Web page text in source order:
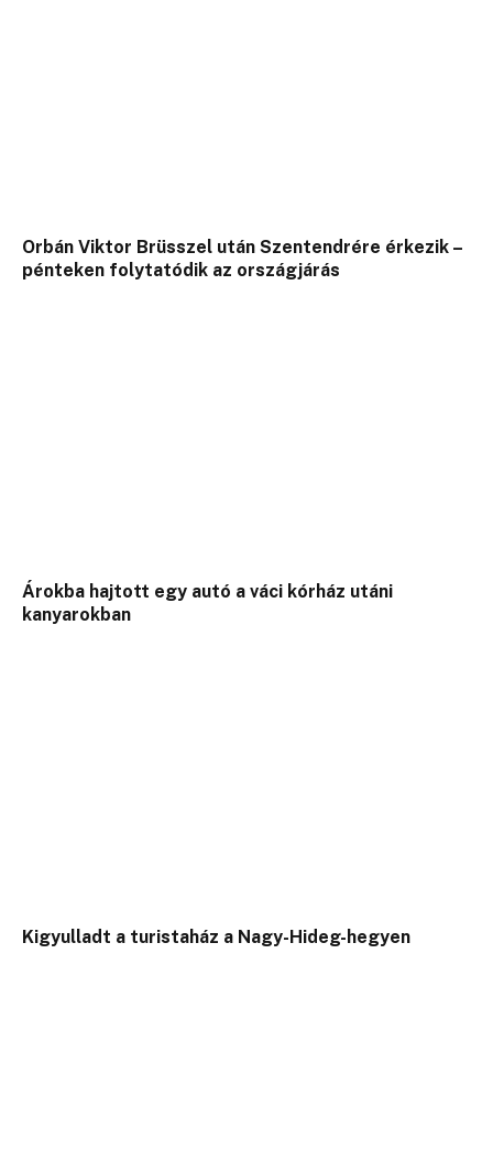
Orbán Viktor Brüsszel után Szentendrére érkezik –
pénteken folytatódik az országjárás
Árokba hajtott egy autó a váci kórház utáni
kanyarokban
Kigyulladt a turistaház a Nagy-Hideg-hegyen